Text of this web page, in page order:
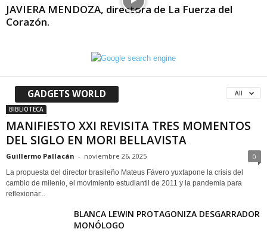
JAVIERA MENDOZA, directora de La Fuerza del
Corazón.
GADGETS WORLD
All
BIBLIOTECA
MANIFIESTO XXI REVISITA TRES MOMENTOS
DEL SIGLO EN MORI BELLAVISTA
Guillermo Pallacán - noviembre 26, 2025 0
La propuesta del director brasileño Mateus Fávero yuxtapone la crisis del
cambio de milenio, el movimiento estudiantil de 2011 y la pandemia para
reflexionar...
BLANCA LEWIN PROTAGONIZA DESGARRADOR
MONÓLOGO